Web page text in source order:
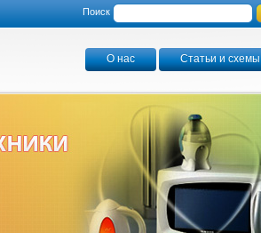
Поиск
О нас Статьи и схемы